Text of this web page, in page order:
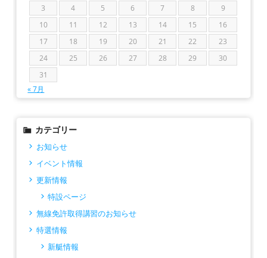
3 4 5 6 7 8
9
10
11 12 13 14 15
16
17
18 19 20 21 22
23
24
25 26 27 28 29
30
31
« 7月
カテゴリー
お知らせ
イベント情報
更新情報
特設ページ
無線免許取得講習のお知らせ
特選情報
新艇情報